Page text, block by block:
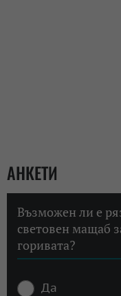
АНКЕТИ
Възможен ли е
световен мащаб
горивата?
Да